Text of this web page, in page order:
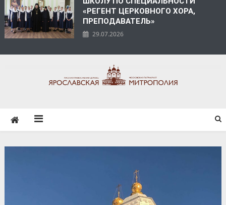
«РЕГЕНТ ЦЕРКОВНОГО ХОРА,
ПРЕПОДАВАТЕЛЬ»
29.07.2026